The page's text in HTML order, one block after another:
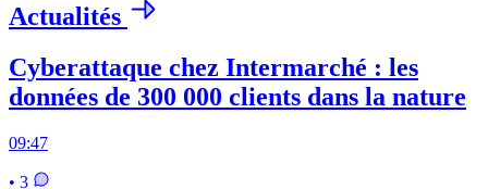
Actualités
Cyberattaque chez Intermarché : les
données de 300 000 clients dans la nature
09:47
• 3